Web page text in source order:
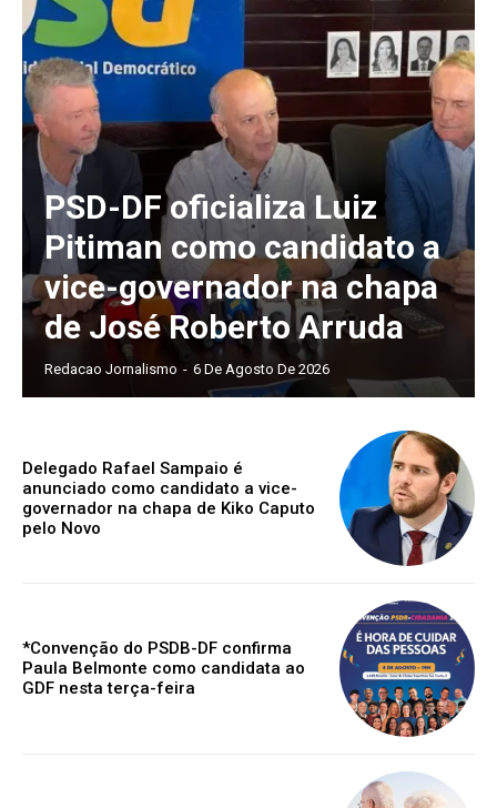
PSD-DF oficializa Luiz
Pitiman como candidato a
vice-governador na chapa
de José Roberto Arruda
Redacao Jornalismo - 6 De Agosto De 2026
Delegado Rafael Sampaio é
anunciado como candidato a vice-
governador na chapa de Kiko Caputo
pelo Novo
*Convenção do PSDB-DF confirma
Paula Belmonte como candidata ao
GDF nesta terça-feira